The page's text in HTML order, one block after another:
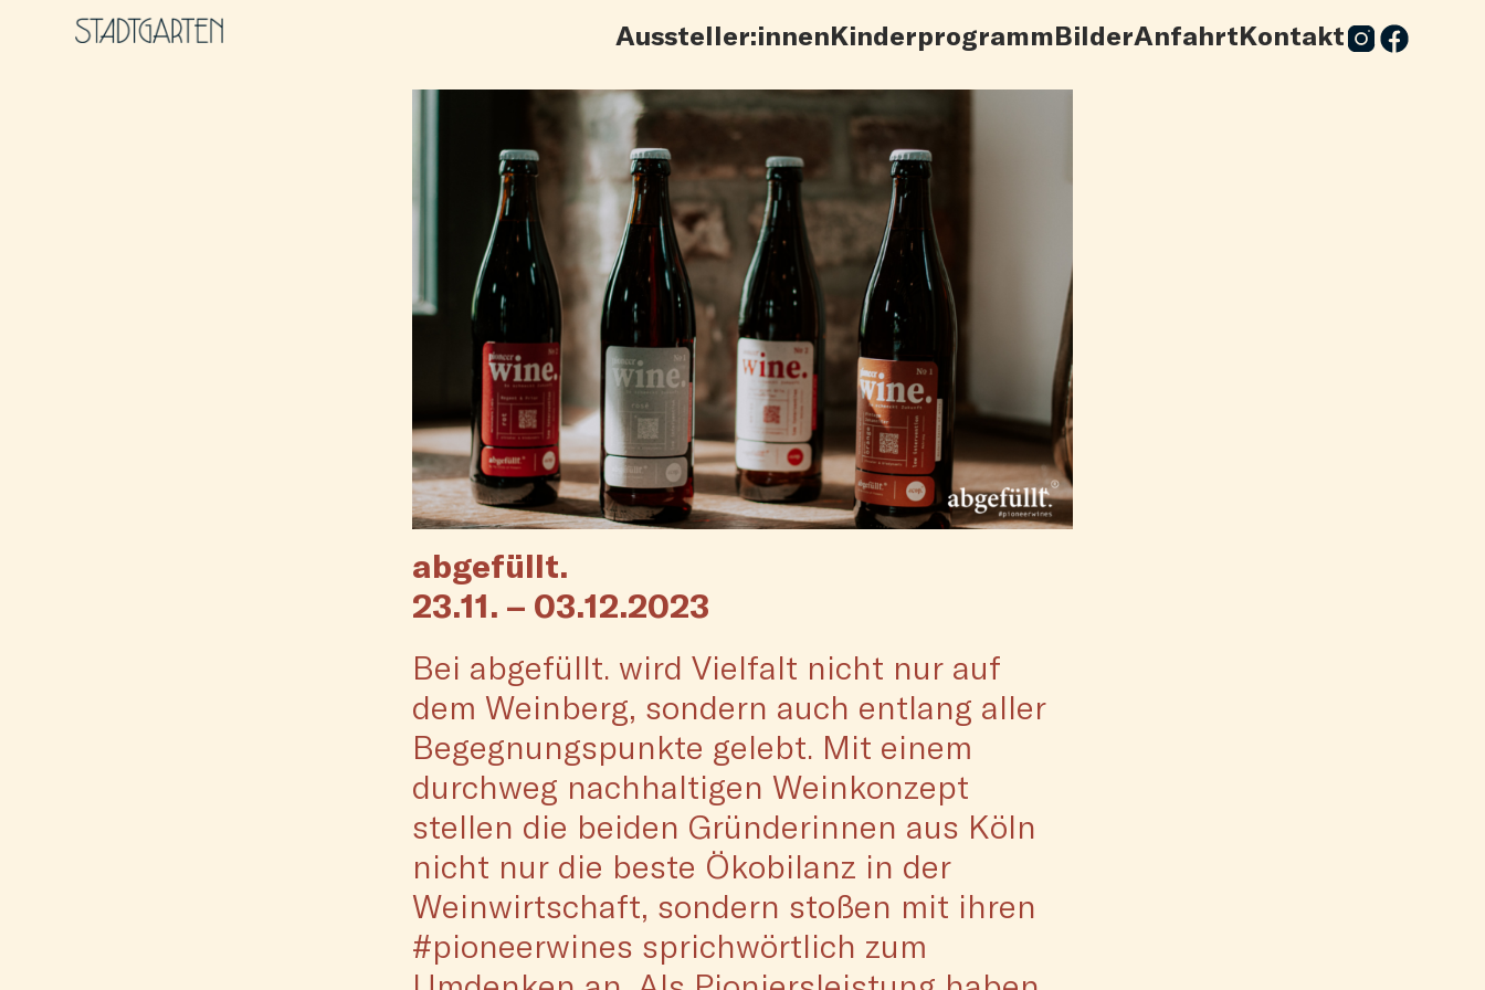
Aussteller:innenKinderprogrammBilderAnfahrtKontakt
abgefüllt.
23.11. – 03.12.2023
Bei abgefüllt. wird Vielfalt nicht nur auf
dem Weinberg, sondern auch entlang aller
Begegnungspunkte gelebt. Mit einem
durchweg nachhaltigen Weinkonzept
stellen die beiden Gründerinnen aus Köln
nicht nur die beste Ökobilanz in der
Weinwirtschaft, sondern stoßen mit ihren
#pioneerwines sprichwörtlich zum